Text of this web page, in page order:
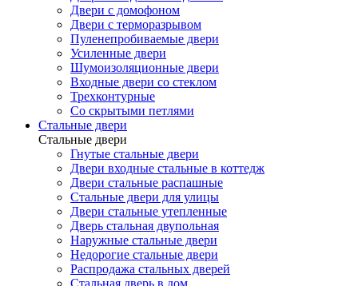
Двери с домофоном
Двери с терморазрывом
Пуленепробиваемые двери
Усиленные двери
Шумоизоляционные двери
Входные двери со стеклом
Трехконтурные
Со скрытыми петлями
Стальные двери
Стальные двери
Гнутые стальные двери
Двери входные стальные в коттедж
Двери стальные распашные
Стальные двери для улицы
Двери стальные утепленные
Дверь стальная двупольная
Наружные стальные двери
Недорогие стальные двери
Распродажа стальных дверей